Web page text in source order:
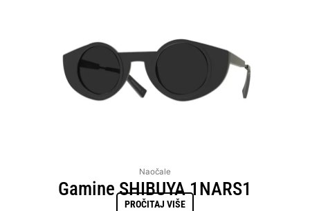
Naočale
Gamine SHIBUYA 1NARS1
PROČITAJ VIŠE